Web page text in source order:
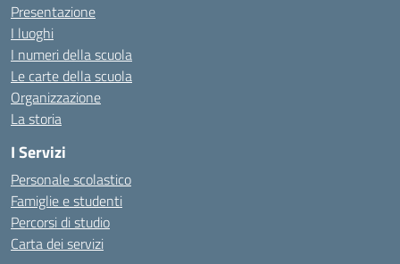
Presentazione
I luoghi
I numeri della scuola
Le carte della scuola
Organizzazione
La storia
I Servizi
Personale scolastico
Famiglie e studenti
Percorsi di studio
Carta dei servizi